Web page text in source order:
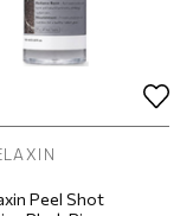
Peel Shot